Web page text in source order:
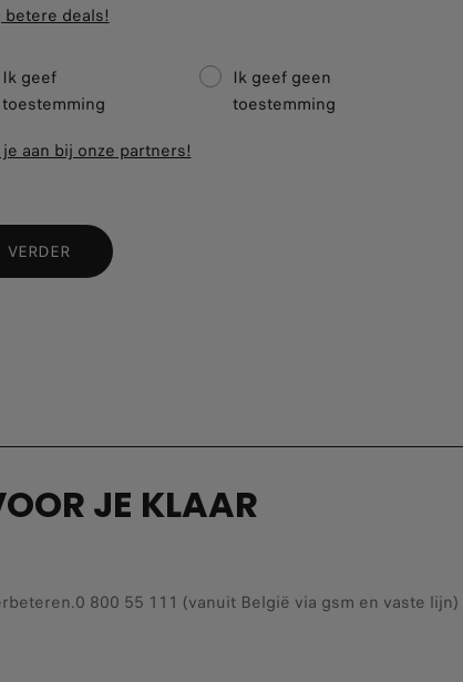
betere deals!
Ik geef
toestemming
Ik geef geen
toestemming
aan bij onze partners!
VERDER
JE KLAAR
800 55 111 (vanuit België via gsm en vaste lijn)